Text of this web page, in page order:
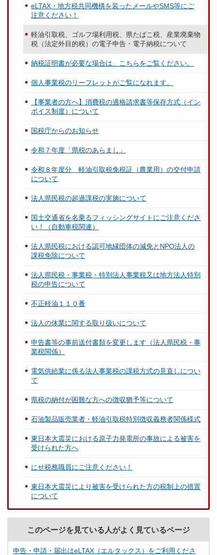
eLTAX・地方税共同機構を装ったメールやSMS等にご
注意ください！
軽油引取税、ゴルフ場利用税、県たばこ税、産業廃棄物
税（法定外目的税）の電子申告・電子納税について
納税証明書が必要な場合は、こちらをご覧ください。
個人事業税のリーフレットがご覧になれます。
【事業者の方へ】消費税の適格請求書等保存方式（イン
ボイス制度）について
国税庁からのお知らせ
令和７年度「県税のあらまし」
令和８年度分 軽油引取税免税証（農業用）の交付申請
について
法人県民税の超過課税の実施について
国土交通省を名乗るフィッシングサイトにご注意くださ
い！（自動車税関連）
法人県民税における認可地縁団体の減免とNPO法人の
課税免除について
法人県民税・事業税・特別法人事業税又は地方法人特別
税の申告について
不正軽油１１０番
法人の休業に関する取り扱いについて
申告書等の事前送付書類を変更します（法人県民税・事
業税関係）
電気供給業に係る法人事業税の課税方式の見直しについ
て
県税の納付が困難な方への徴収猶予等について
石油製品販売業者・軽油引取税特別徴収義務者関係様式
東日本大震災における原子力発電所の事故による被害を
受けられた方へ
にせ税務職員にご注意ください！
東日本大震災により被害を受けられた方の税制上の措置
について
このページを見ている人がよく見ているページ
申告・申請・届出はeLTAX（エルタックス）をご利用くださ